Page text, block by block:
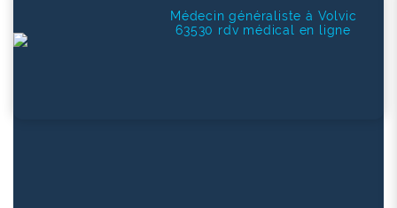
Médecin généraliste à Volvic
63530 rdv médical en ligne